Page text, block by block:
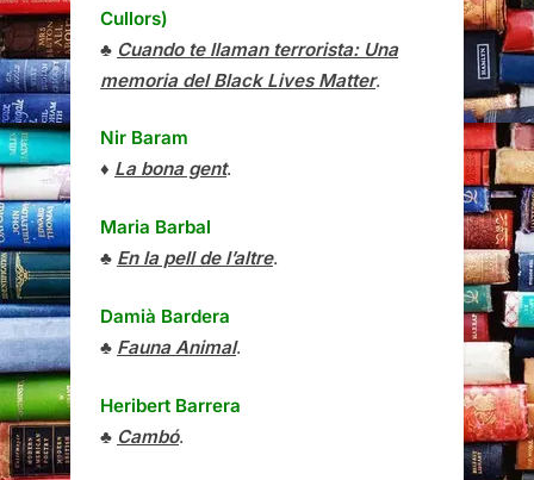
Cullors)
♣ Cuando te llaman terrorista: Una
memoria del Black Lives Matter.
Nir Baram
♦ La bona gent.
Maria Barbal
♣ En la pell de l’altre.
Damià Bardera
♣ Fauna Animal.
Heribert Barrera
♣ Cambó.